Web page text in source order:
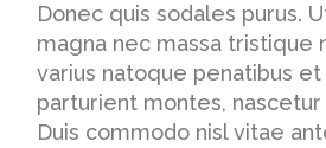
Donec quis sodales purus.
magna nec massa tristique
varius natoque penatibus et
parturient montes, nascetur
Duis commodo nisl vitae